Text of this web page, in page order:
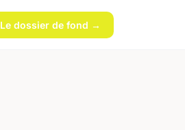
Le dossier de fond →